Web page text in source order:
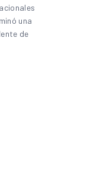
una
de